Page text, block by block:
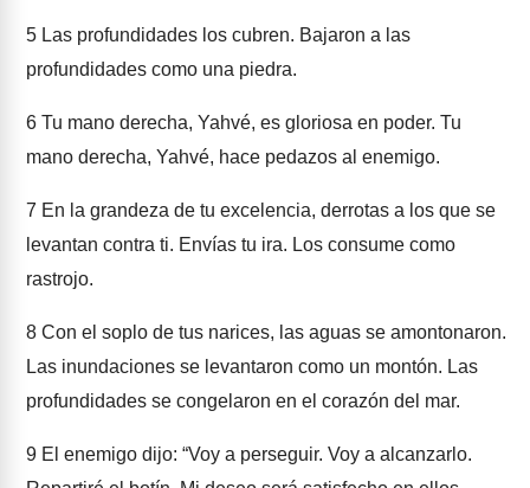
5 Las profundidades los cubren. Bajaron a las
profundidades como una piedra.
6 Tu mano derecha, Yahvé, es gloriosa en poder. Tu
mano derecha, Yahvé, hace pedazos al enemigo.
7 En la grandeza de tu excelencia, derrotas a los que se
levantan contra ti. Envías tu ira. Los consume como
rastrojo.
8 Con el soplo de tus narices, las aguas se amontonaron.
Las inundaciones se levantaron como un montón. Las
profundidades se congelaron en el corazón del mar.
9 El enemigo dijo: “Voy a perseguir. Voy a alcanzarlo.